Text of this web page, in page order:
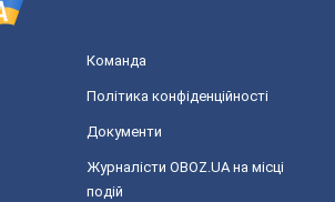
Команда
Політика конфіденційності
Документи
Журналісти OBOZ.UA на місці
подій